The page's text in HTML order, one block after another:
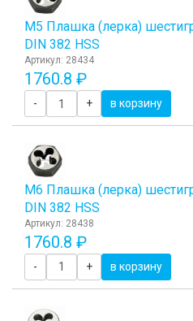
М5 Плашка (лерка)
DIN 382 HSS
Артикул: 28434
1760.8 ₽
- + в корзину
М6 Плашка (лерка)
DIN 382 HSS
Артикул: 28438
1760.8 ₽
- + в корзину